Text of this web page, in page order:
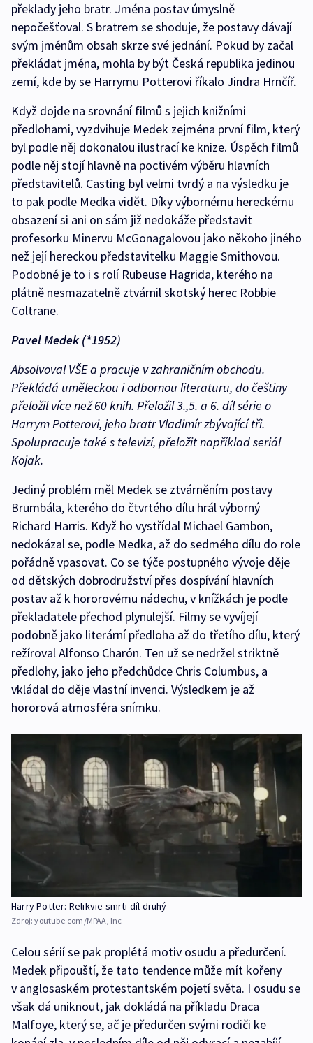
překlady jeho bratr. Jména postav úmyslně
nepočešťoval. S bratrem se shoduje, že postavy dávají
svým jménům obsah skrze své jednání. Pokud by začal
překládat jména, mohla by být Česká republika jedinou
zemí, kde by se Harrymu Potterovi říkalo Jindra Hrnčíř.
Když dojde na srovnání filmů s jejich knižními
předlohami, vyzdvihuje Medek zejména první film, který
byl podle něj dokonalou ilustrací ke knize. Úspěch filmů
podle něj stojí hlavně na poctivém výběru hlavních
představitelů. Casting byl velmi tvrdý a na výsledku je
to pak podle Medka vidět. Díky výbornému hereckému
obsazení si ani on sám již nedokáže představit
profesorku Minervu McGonagalovou jako někoho jiného
než její hereckou představitelku Maggie Smithovou.
Podobné je to i s rolí Rubeuse Hagrida, kterého na
plátně nesmazatelně ztvárnil skotský herec Robbie
Coltrane.
Pavel Medek (*1952)
Absolvoval VŠE a pracuje v zahraničním obchodu.
Překládá uměleckou i odbornou literaturu, do češtiny
přeložil více než 60 knih. Přeložil 3.,5. a 6. díl série o
Harrym Potterovi, jeho bratr Vladimír zbývající tři.
Spolupracuje také s televizí, přeložit například seriál
Kojak.
Jediný problém měl Medek se ztvárněním postavy
Brumbála, kterého do čtvrtého dílu hrál výborný
Richard Harris. Když ho vystřídal Michael Gambon,
nedokázal se, podle Medka, až do sedmého dílu do role
pořádně vpasovat. Co se týče postupného vývoje děje
od dětských dobrodružství přes dospívání hlavních
postav až k hororovému nádechu, v knížkách je podle
překladatele přechod plynulejší. Filmy se vyvíjejí
podobně jako literární předloha až do třetího dílu, který
režíroval Alfonso Charón. Ten už se nedržel striktně
předlohy, jako jeho předchůdce Chris Columbus, a
vkládal do děje vlastní invenci. Výsledkem je až
hororová atmosféra snímku.
Harry Potter: Relikvie smrti díl druhý
Zdroj:youtube.com/MPAA, Inc
Celou sérií se pak proplétá motiv osudu a předurčení.
Medek připouští, že tato tendence může mít kořeny
v anglosaském protestantském pojetí světa. I osudu se
však dá uniknout, jak dokládá na příkladu Draca
Malfoye, který se, ač je předurčen svými rodiči ke